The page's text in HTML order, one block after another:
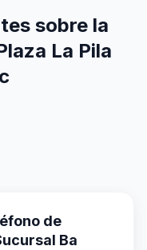
sobre la
La Pila
de
Ba